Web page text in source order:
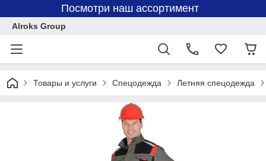
Посмотри наш ассортимент
Alroks Group
Товары и услуги Спецодежда Летняя спецодежда